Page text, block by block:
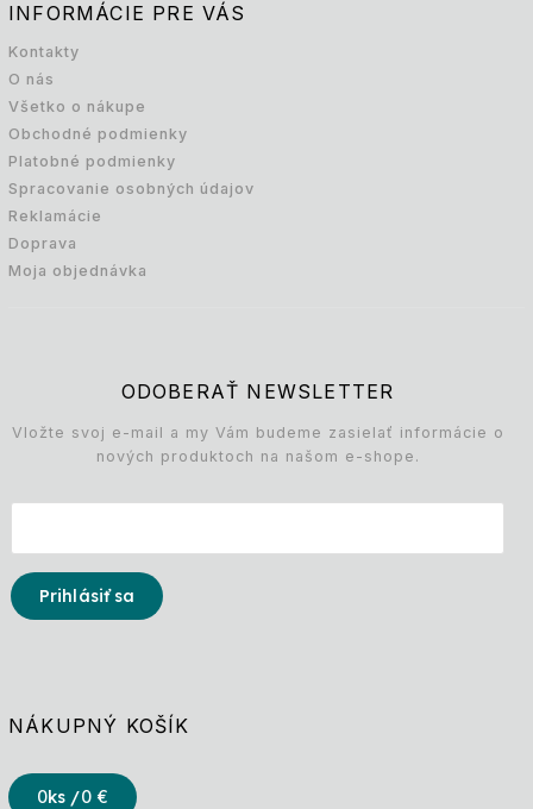
INFORMÁCIE PRE VÁS
Kontakty
O nás
Všetko o nákupe
Obchodné podmienky
Platobné podmienky
Spracovanie osobných údajov
Reklamácie
Doprava
Moja objednávka
ODOBERAŤ NEWSLETTER
Vložte svoj e-mail a my Vám budeme zasielať informácie o
nových produktoch na našom e-shope.
Prihlásiť sa
NÁKUPNÝ KOŠÍK
0ks /0 €